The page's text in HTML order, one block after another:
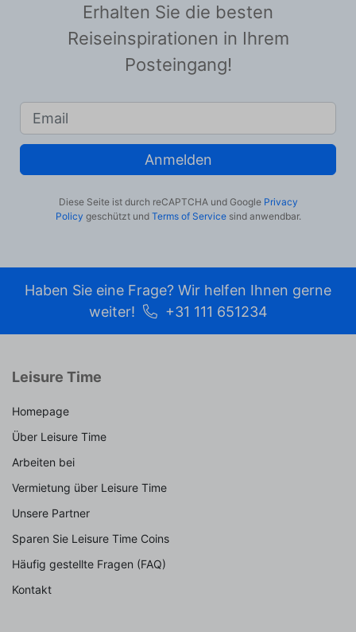
Erhalten Sie die besten
Reiseinspirationen in Ihrem
Posteingang!
Anmelden
Diese Seite ist durch reCAPTCHA und Google Privacy
Policy geschützt und Terms of Servicesind anwendbar.
Haben Sie eine Frage? Wir helfen Ihnen gerne
weiter!
+31 111 651234
Leisure Time
Homepage
Über Leisure Time
Arbeiten bei
Vermietung über Leisure Time
Unsere Partner
Sparen Sie Leisure Time Coins
Häufig gestellte Fragen (FAQ)
Kontakt